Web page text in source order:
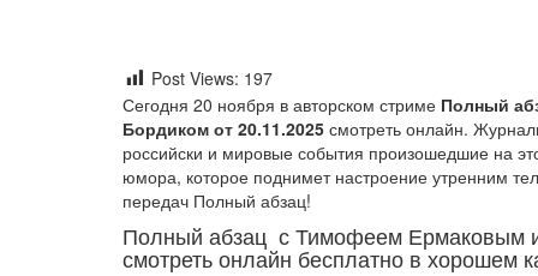
Post Views: 197
Сегодня 20 ноября в авторском стриме Полный
Бордиком от 20.11.2025 смотреть онлайн.
российски и мировые события произошедшие на
юмора, которое поднимет настроение утренним
передач Полный абзац!
Полный абзац с Тимофеем Ермаковым
смотреть онлайн бесплатно в хорошем